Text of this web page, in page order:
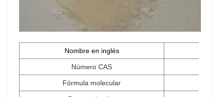
Nombre en inglés
Número CAS
Fórmula molecular